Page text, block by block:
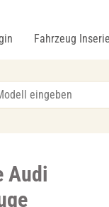
Fahrzeug
Audi